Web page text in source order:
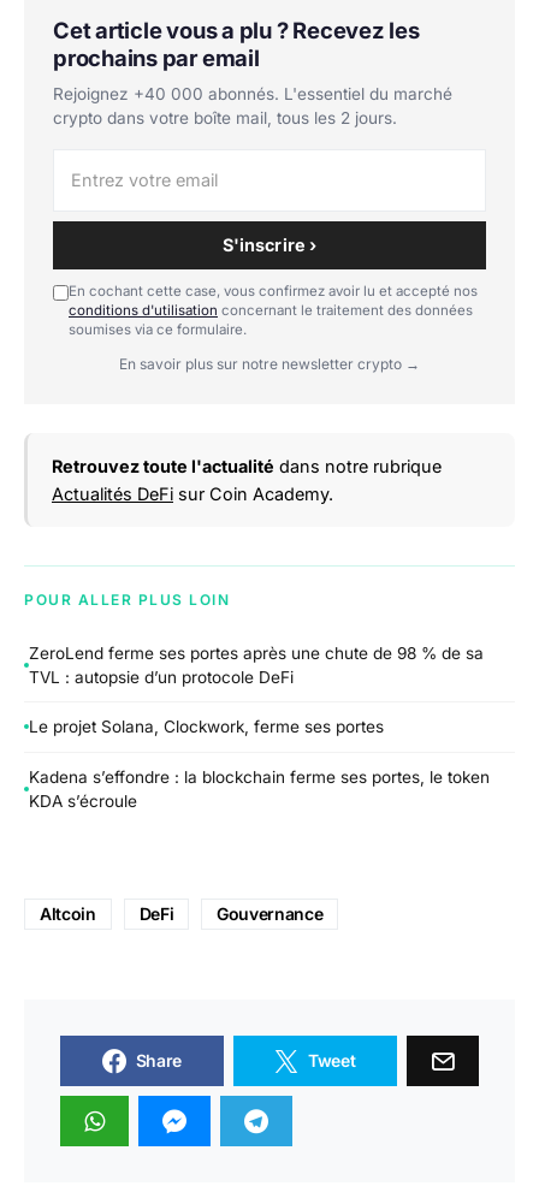
Cet article vous a plu ? Recevez les
prochains par email
Rejoignez +40 000 abonnés. L'essentiel du marché
crypto dans votre boîte mail, tous les 2 jours.
S'inscrire ›
En cochant cette case, vous confirmez avoir lu et accepté nos
conditions d'utilisation concernant le traitement des données
soumises via ce formulaire.
En savoir plus sur notre newsletter crypto →
Retrouvez toute l'actualité dans notre rubrique
Actualités DeFi sur Coin Academy.
POUR ALLER PLUS LOIN
ZeroLend ferme ses portes après une chute de 98 % de sa
TVL : autopsie d’un protocole DeFi
Le projet Solana, Clockwork, ferme ses portes
Kadena s’effondre : la blockchain ferme ses portes, le token
KDA s’écroule
Altcoin DeFi Gouvernance
Share Tweet